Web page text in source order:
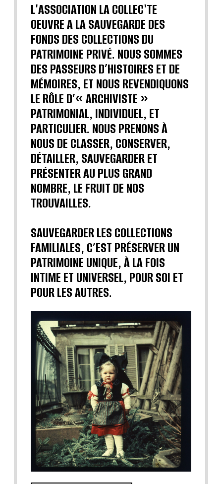
L'ASSOCIATION LA COLLEC'TE
OEUVRE A LA SAUVEGARDE DES
FONDS DES COLLECTIONS DU
PATRIMOINE PRIVÉ. NOUS SOMMES
DES PASSEURS D’HISTOIRES ET DE
MÉMOIRES, ET NOUS REVENDIQUONS
LE RÔLE D’« ARCHIVISTE »
PATRIMONIAL, INDIVIDUEL, ET
PARTICULIER. NOUS PRENONS À
NOUS DE CLASSER, CONSERVER,
DÉTAILLER, SAUVEGARDER ET
PRÉSENTER AU PLUS GRAND
NOMBRE, LE FRUIT DE NOS
TROUVAILLES.
SAUVEGARDER LES COLLECTIONS
FAMILIALES, C’EST PRÉSERVER UN
PATRIMOINE UNIQUE, À LA FOIS
INTIME ET UNIVERSEL, POUR SOI ET
POUR LES AUTRES.